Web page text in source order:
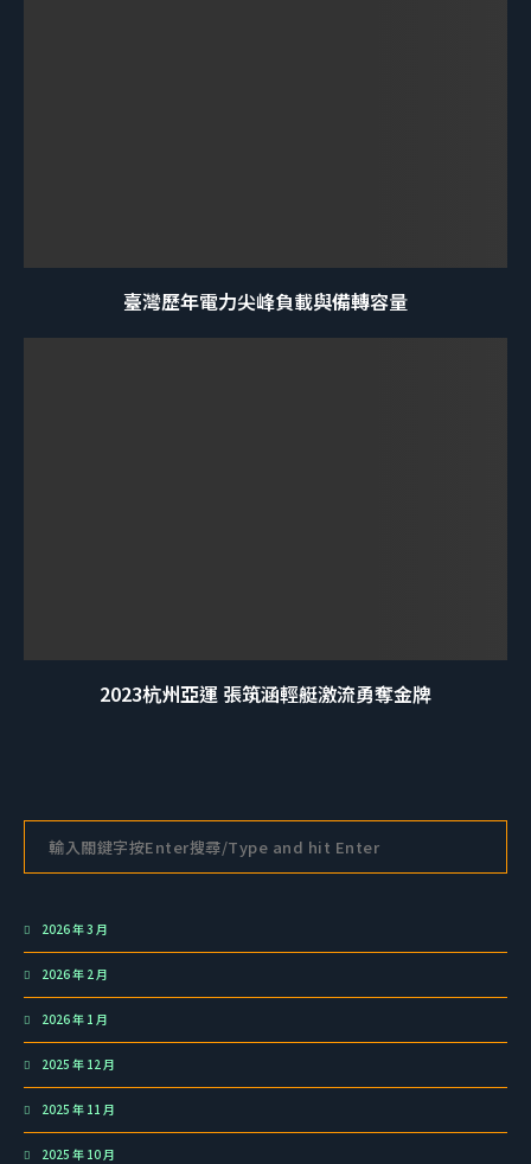
臺灣歷年電力尖峰負載與備轉容量
2023杭州亞運 張筑涵輕艇激流勇奪金牌
2026 年 3 月
2026 年 2 月
2026 年 1 月
2025 年 12 月
2025 年 11 月
2025 年 10 月